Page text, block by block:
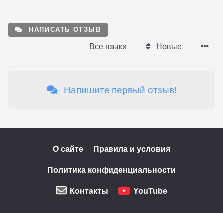
НАПИСАТЬ ОТЗЫВ
Все языки Новые
Напишите первый отзыв!
О сайте Правила и условия
Политика конфиденциальности
Контакты YouTube